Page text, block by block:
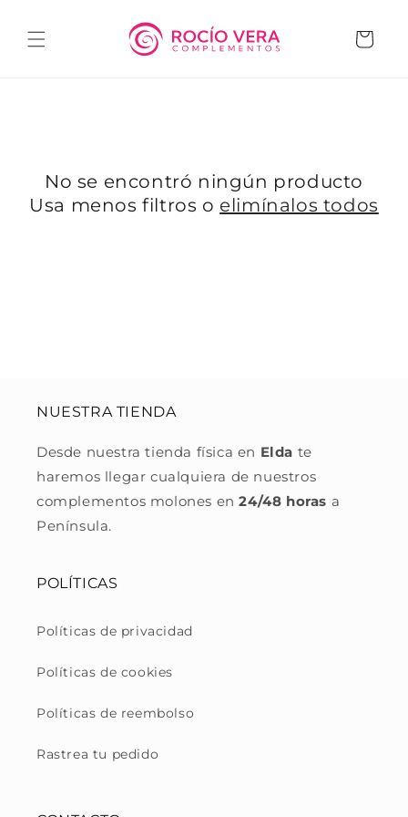
al contenido
Carrito
No se encontró ningún producto
Usa menos filtros o elimínalos todos
NUESTRA TIENDA
Desde nuestra tienda física en Elda te
haremos llegar cualquiera de nuestros
complementos molones en24/48 horas a
Península.
POLÍTICAS
Políticas de privacidad
Políticas de cookies
Políticas de reembolso
Rastrea tu pedido